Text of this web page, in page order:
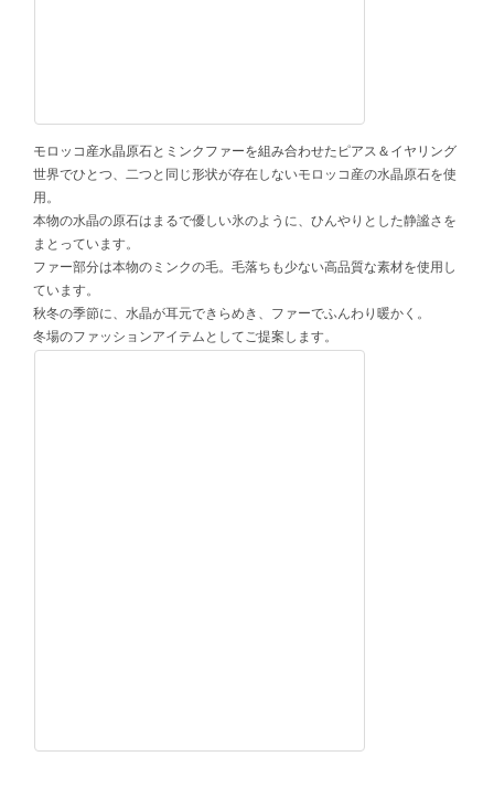
モロッコ産水晶原石とミンクファーを組み合わせたピアス＆イヤリング
世界でひとつ、二つと同じ形状が存在しないモロッコ産の水晶原石を使
用。
本物の水晶の原石はまるで優しい氷のように、ひんやりとした静謐さを
まとっています。
ファー部分は本物のミンクの毛。毛落ちも少ない高品質な素材を使用し
ています。
秋冬の季節に、水晶が耳元できらめき、ファーでふんわり暖かく。
冬場のファッションアイテムとしてご提案します。